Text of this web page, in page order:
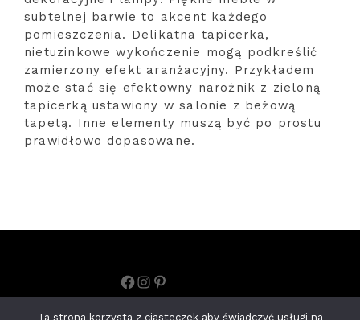
subtelnej barwie to akcent każdego
pomieszczenia. Delikatna tapicerka,
nietuzinkowe wykończenie mogą podkreślić
zamierzony efekt aranżacyjny. Przykładem
może stać się efektowny narożnik z zieloną
tapicerką ustawiony w salonie z beżową
tapetą. Inne elementy muszą być po prostu
prawidłowo dopasowane.
Facebook Instagram Pinterest
Polityka prywatności
Ta strona korzysta z ciasteczek aby świadczyć usługi na